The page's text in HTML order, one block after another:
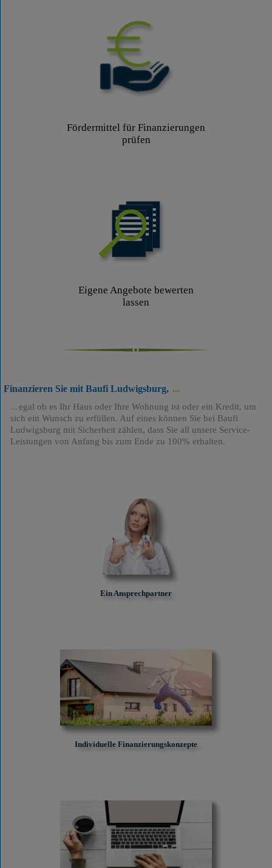
Fördermittel für Finanzierungen
prüfen
Eigene Angebote bewerten
lassen
Finanzieren Sie mit Baufi Ludwigsburg,
egal ob es Ihr Haus oder Ihre Wohnung ist oder ein Kredit, um
sich ein Wunsch zu erfüllen. Auf eines können Sie bei Baufi
Ludwigsburg mit Sicherheit zählen, dass Sie all unsere Service-
Leistungen von Anfang bis zum Ende zu 100% erhalten.
Ein Ansprechpartner
Individuelle Finanzierungskonzepte